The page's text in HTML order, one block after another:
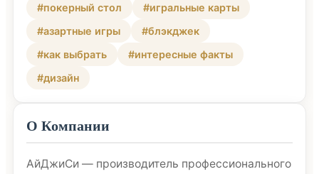
#покерный стол
#игральные карты
#азартные игры
#блэкджек
#как выбрать
#интересные факты
#дизайн
О Компании
АйДжиСи — производитель профессионального